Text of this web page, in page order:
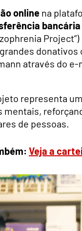
online na
bancária
Project”)
através do e-
representa
mentais,
de pessoas.
Veja a